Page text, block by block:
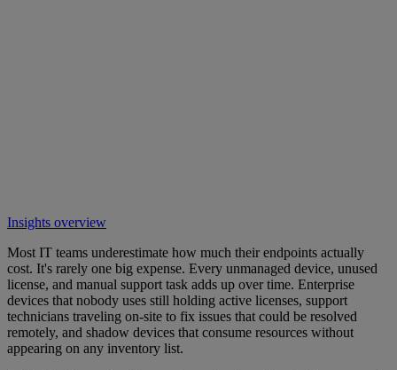
Insights overview
Most IT teams underestimate how much their endpoints actually
cost. It's rarely one big expense. Every unmanaged device, unused
license, and manual support task adds up over time. Enterprise
devices that nobody uses still holding active licenses, support
technicians traveling on-site to fix issues that could be resolved
remotely, and shadow devices that consume resources without
appearing on any inventory list.